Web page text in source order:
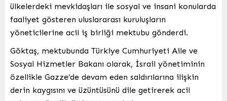
ülkelerdeki mevkidaşları ile sosyal ve insani konularda
faaliyet gösteren uluslararası kuruluşların
yöneticilerine acil iş birliği mektubu gönderdi.
Göktaş, mektubunda Türkiye Cumhuriyeti Aile ve
Sosyal Hizmetler Bakanı olarak, İsrail yönetiminin
özellikle Gazze’de devam eden saldırılarına ilişkin
derin kaygısını ve üzüntüsünü dile getirerek acil